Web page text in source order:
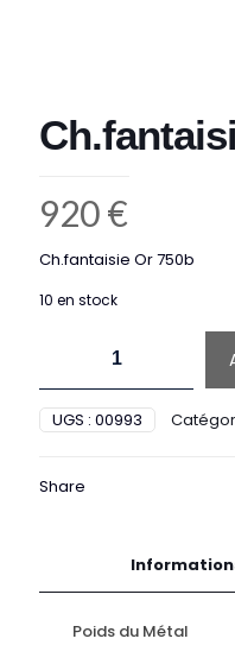
920€
Ch.fantaisie Or 750b
10 en stock
Ch.fantaisie
Or
UGS : 00993
Share
Poids du Métal